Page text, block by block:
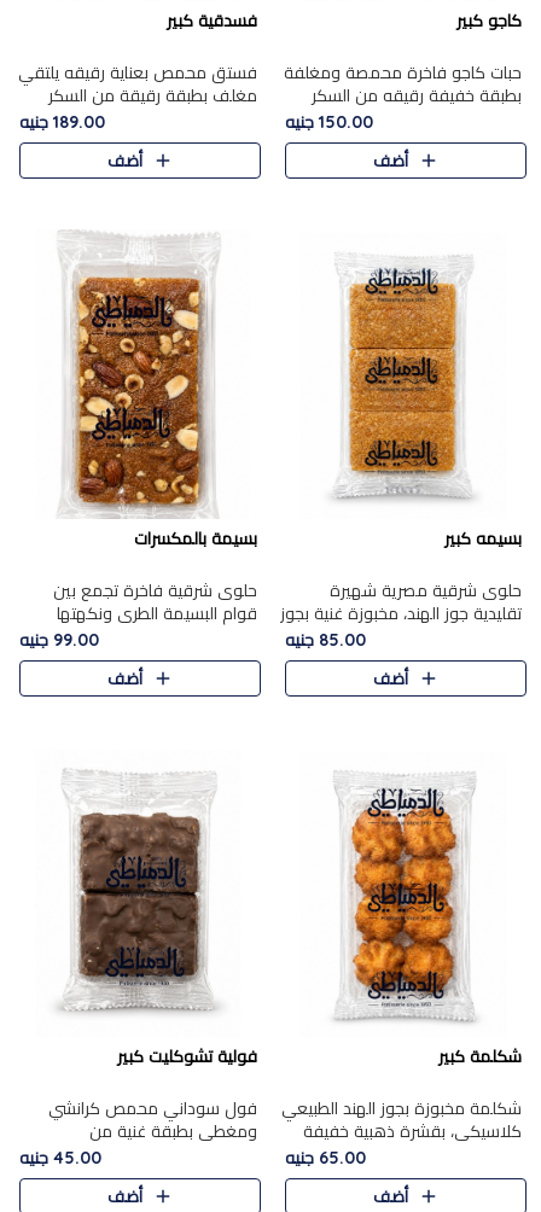
كاجو كبير
حبات كاجو فاخرة محمصة ومغلفة
بطبقة خفيفة رقيقه من السكر
المكرمل، تجمع بين توازن النعومة
زبدية غنية فاخرة والقرمشة
المرضية في حلوى شرقية بطاب..
150.00 جنيه
أضف
فسدقية كبير
فستق محمص بعناية رقيقه يلتقي
مغلف بطبقة رقيقة من السكر
المكرمل، ليقدم مذاقًا فاخرًا حلوي
شرقية فاخرة ونكهة غنية ناتي تميز
كل قطعة و قوام هش
189.00 جنيه
أضف
بسيمه كبير
حلوى شرقية مصرية شهيرة
تقليدية جوز الهند، مخبوزة غنية بجوز
الهند، بلمسه ذهبية وتتميز بقوامها
المرمل وطعمها اللذيذ الذي يشبه
البسبوسة. تُخبز..
85.00 جنيه
أضف
بسيمة بالمكسرات
حلوى شرقية فاخرة تجمع بين
قوام البسيمة الطري ونكهتها
الغنية، مزينة بتشكيلة مختارة من
اللوز والبندق والمكسرات الفاخرة.
مزيج متوازن من القوام ..
99.00 جنيه
أضف
شكلمة كبير
شكلمة مخبوزة بجوز الهند الطبيعي
كلاسيكي، بقشرة ذهبية خفيفة
وقلب طري رطب يذوب في الفم،
تمنحك المذاق الشرقي الحلو الأصيل
التقليدي في كل لقمة.
65.00 جنيه
أضف
فولية تشوكليت كبير
فول سوداني محمص كرانشي
ومغطى بطبقة غنية من
الشوكولاتة، يجمع بين طعم
القرمشة الأصيلة الكلاسكيكية
التقليدية للفول السوداني وحلاوة
45.00 جنيه
أضف